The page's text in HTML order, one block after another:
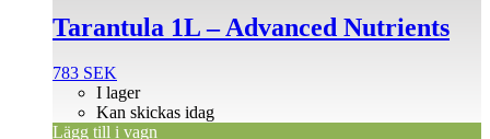
Tarantula 1L – Advanced Nutrients
783 SEK
I lager
Kan skickas idag
Lägg till i vagn